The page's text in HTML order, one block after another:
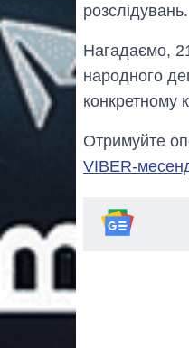
розслідувань.
Нагадаємо,
народного
конкретному
Отримуйте
VIBER-